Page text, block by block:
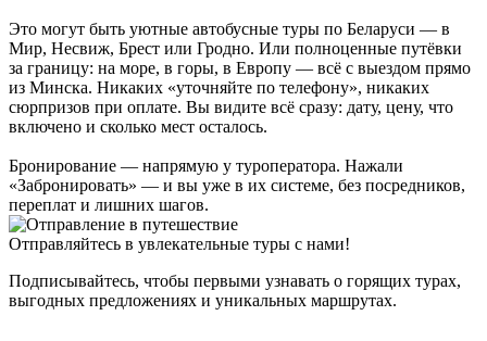
Это могут быть уютные автобусные туры по Беларуси — в
Мир, Несвиж, Брест или Гродно. Или полноценные путёвки
за границу: на море, в горы, в Европу — всё с выездом прямо
из Минска. Никаких «уточняйте по телефону», никаких
сюрпризов при оплате. Вы видите всё сразу: дату, цену, что
включено и сколько мест осталось.
Бронирование — напрямую у туроператора. Нажали
«Забронировать» — и вы уже в их системе, без посредников,
переплат и лишних шагов.
Отправляйтесь в увлекательные туры с нами!
Подписывайтесь, чтобы первыми узнавать о горящих турах,
выгодных предложениях и уникальных маршрутах.